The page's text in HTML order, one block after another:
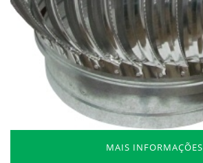
MAIS INFORMAÇÕES